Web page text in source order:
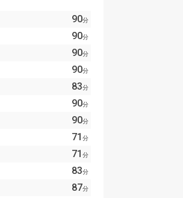
90分
90分
90分
90分
83分
90分
90分
71 分
71 分
83分
87分